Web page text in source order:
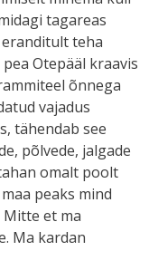
tagareas
eranditult teha
Otepääl kraavis
õnnega
vajadus
tähendab see
põlvede, jalgade
omalt poolt
peaks mind
Mitte et ma
Ma kardan